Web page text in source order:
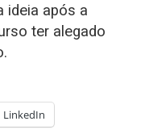
ideia após a
ter alegado
LinkedIn